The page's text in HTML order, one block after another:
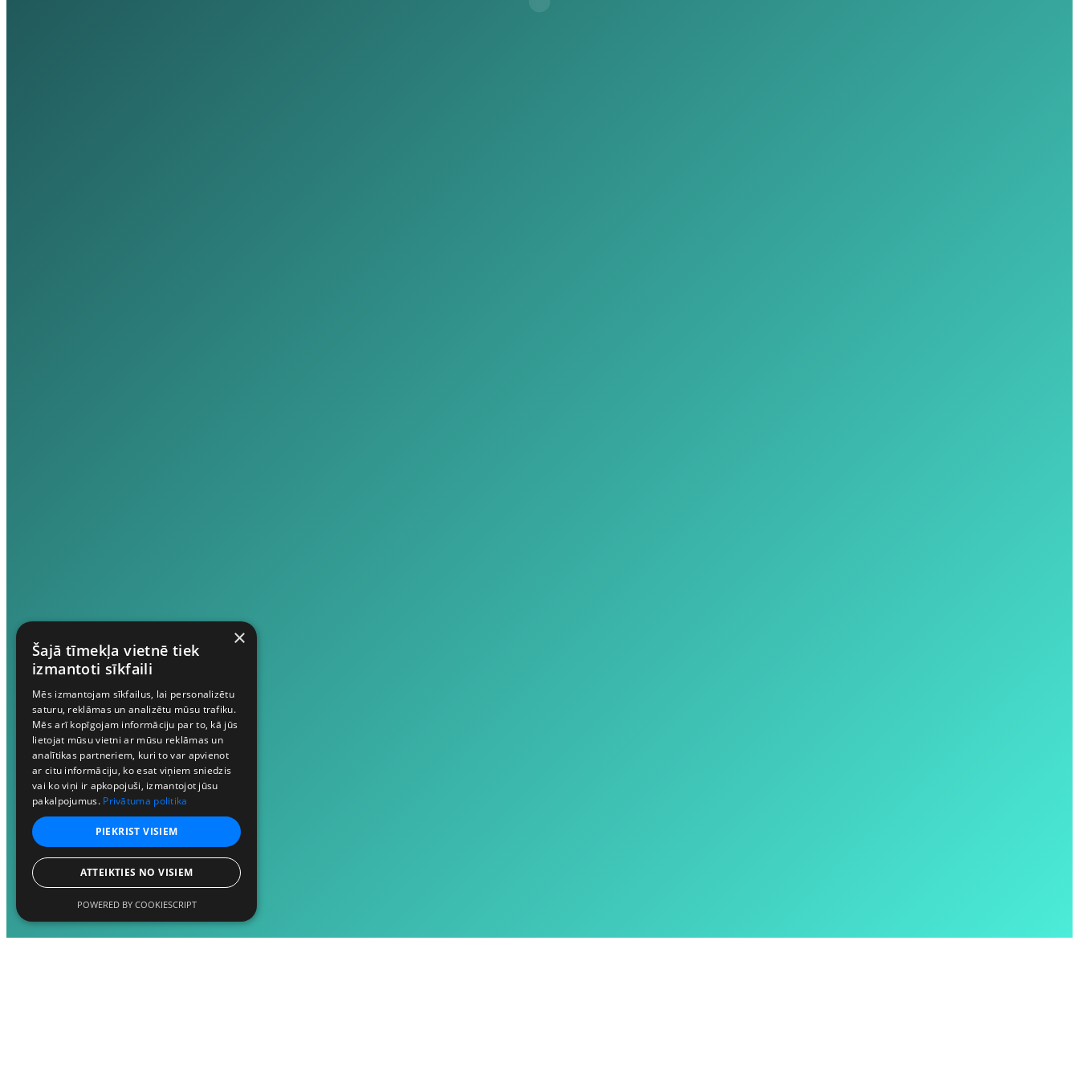
×
Šajā tīmekļa vietnē tiek
izmantoti sīkfaili
Mēs izmantojam sīkfailus, lai personalizētu
saturu, reklāmas un analizētu mūsu trafiku.
Mēs arī kopīgojam informāciju par to, kā jūs
lietojat mūsu vietni ar mūsu reklāmas un
analītikas partneriem, kuri to var apvienot
ar citu informāciju, ko esat viņiem sniedzis
vai ko viņi ir apkopojuši, izmantojot jūsu
pakalpojumus. Privātuma politika
PIEKRIST VISIEM
ATTEIKTIES NO VISIEM
POWERED BY COOKIESCRIPT